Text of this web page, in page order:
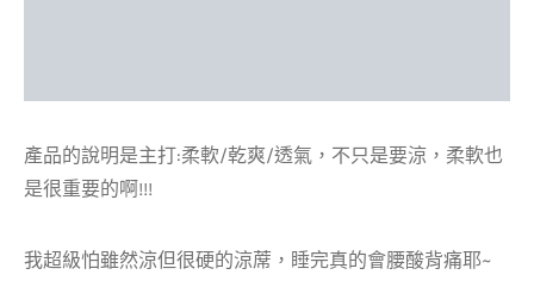
產品的說明是主打:柔軟/乾爽/透氣，不只是要涼，柔軟也
是很重要的啊!!!
我超級怕雖然涼但很硬的涼蓆， 睡完真的會腰酸背痛耶~